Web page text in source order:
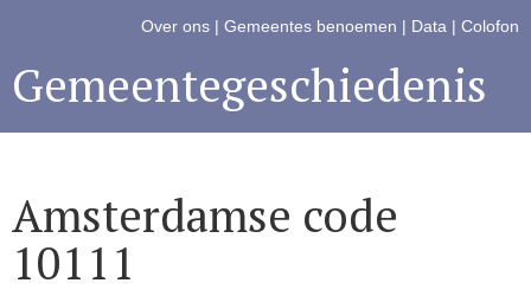
Over ons | Gemeentes benoemen | Data | Colofon
Gemeentegeschiedenis
Amsterdamse code
10111